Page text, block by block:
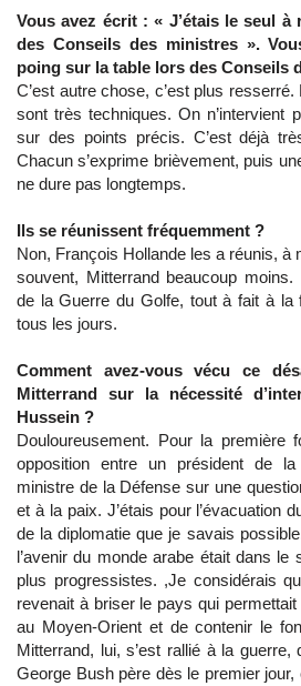
Vous avez écrit : « J’étais le seul
des Conseils des ministres ».
poing sur la table lors des Conseils
C’est autre chose, c’est plus
sont très techniques. On n’intervient
sur des points précis. C’est déjà
Chacun s’exprime brièvement, puis
ne dure pas longtemps.
Ils se réunissent fréquemment ?
Non, François Hollande les a réunis, à
souvent, Mitterrand beaucoup
de la Guerre du Golfe, tout à fait à la
tous les jours.
Comment avez-vous vécu ce
Mitterrand sur la nécessité
Hussein ?
Douloureusement. Pour la
opposition entre un président de
ministre de la Défense sur une
et à la paix. J’étais pour l’évacuation
de la diplomatie que je savais
l’avenir du monde arabe était dans le
plus progressistes. ,Je considérais
revenait à briser le pays qui
au Moyen-Orient et de contenir le
Mitterrand, lui, s’est rallié à la
George Bush père dès le premier jour,